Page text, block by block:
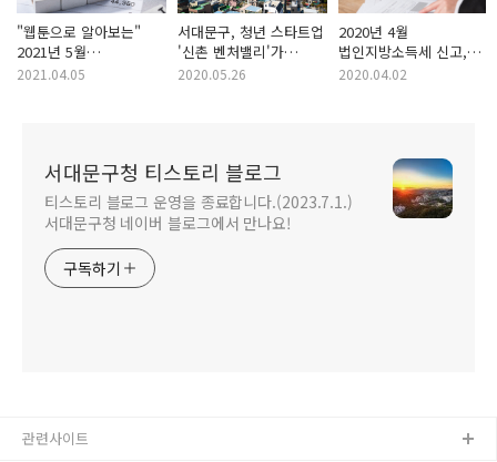
"웹툰으로 알아보는"
2021년 5월
개인지방소득세
2021.04.05
서대문구, 청년 스타트업
'신촌 벤처밸리'가
조성됩니다.
2020.05.26
2020년 4월
법인지방소득세 신고,
납부기한, 방법 안내
2020.04.02
서대문구청 티스토리 블로그
티스토리 블로그 운영을 종료합니다.(2023.7.1.)
서대문구청 네이버 블로그에서 만나요!
구독하기
관련사이트